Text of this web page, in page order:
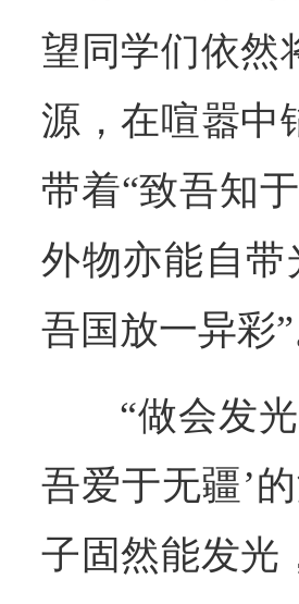
望同学们依然
源，在喧嚣中
带着“致吾知
外物亦能自
吾国放一异彩”
“做会发
吾爱于无疆’
子固然能发光